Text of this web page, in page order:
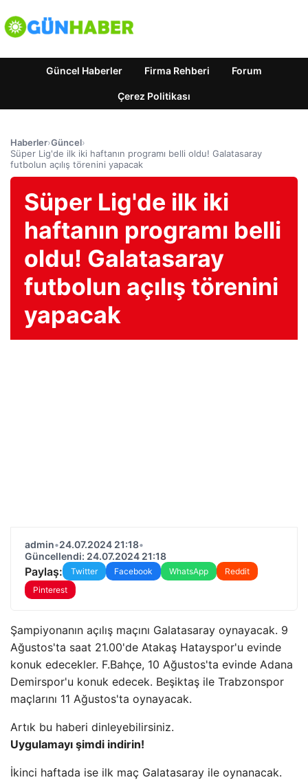
Güncel Haberler Firma Rehberi Forum
Çerez Politikası
Haberler›Güncel›
Süper Lig'de ilk iki haftanın programı belli oldu! Galatasaray
futbolun açılış törenini yapacak
Süper Lig'de ilk iki
haftanın programı belli
oldu! Galatasaray
futbolun açılış törenini
yapacak
admin•24.07.2024 21:18•
Güncellendi: 24.07.2024 21:18
Paylaş: Twitter Facebook WhatsApp
Reddit
Pinterest
Şampiyonanın açılış maçını Galatasaray oynayacak. 9
Ağustos'ta saat 21.00'de Atakaş Hatayspor'u evinde
konuk edecekler. F.Bahçe, 10 Ağustos'ta evinde Adana
Demirspor'u konuk edecek. Beşiktaş ile Trabzonspor
maçlarını 11 Ağustos'ta oynayacak.
Artık bu haberi dinleyebilirsiniz.
Uygulamayı şimdi indirin!
İkinci haftada ise ilk maç Galatasaray ile oynanacak.